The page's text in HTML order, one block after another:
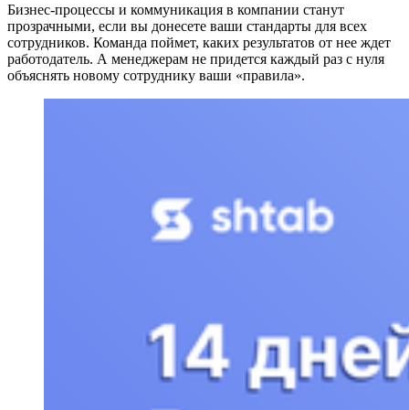
Бизнес-процессы и коммуникация в компании станут
прозрачными, если вы донесете ваши стандарты для всех
сотрудников. Команда поймет, каких результатов от нее ждет
работодатель. А менеджерам не придется каждый раз с нуля
объяснять новому сотруднику ваши «правила».